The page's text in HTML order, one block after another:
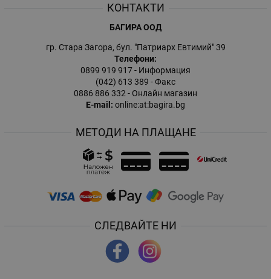
КОНТАКТИ
БАГИРА ООД
гр. Стара Загора, бул. "Патриарх Евтимий" 39
Телефони:
0899 919 917- Информация
(042) 613 389 - Факс
0886 886 332 - Онлайн магазин
E-mail: online:at:bagira.bg
МЕТОДИ НА ПЛАЩАНЕ
СЛЕДВАЙТЕ НИ